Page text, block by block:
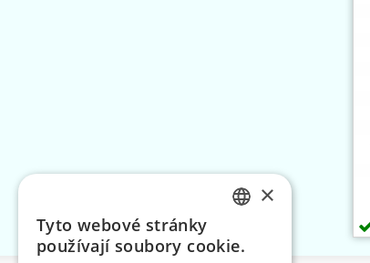
×
Tyto webové stránky
používají soubory cookie.